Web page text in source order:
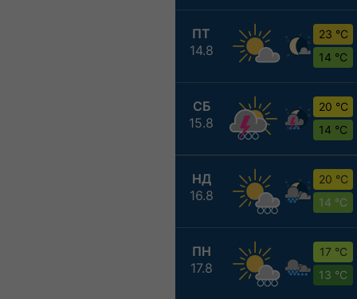
ПТ
14.8
23 °C
14 °C
СБ
15.8
20 °C
14 °C
НД
16.8
20 °C
14 °C
ПН
17.8
17 °C
13 °C